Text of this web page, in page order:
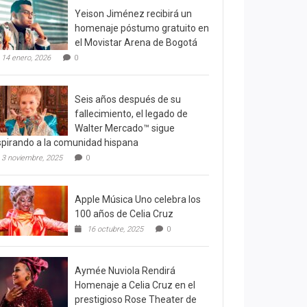
Yeison Jiménez recibirá un
homenaje póstumo gratuito en
el Movistar Arena de Bogotá
14 enero, 2026 0
Seis años después de su
fallecimiento, el legado de
Walter Mercado™ sigue
a la comunidad hispana
3 noviembre, 2025 0
Apple Música Uno celebra los
100 años de Celia Cruz
16 octubre, 2025 0
Aymée Nuviola Rendirá
Homenaje a Celia Cruz en el
prestigioso Rose Theater de